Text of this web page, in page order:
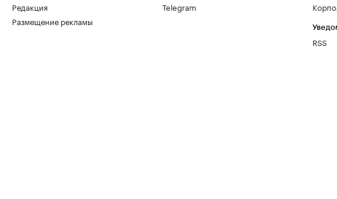
Редакция
Размещение рекламы
Telegram
RSS